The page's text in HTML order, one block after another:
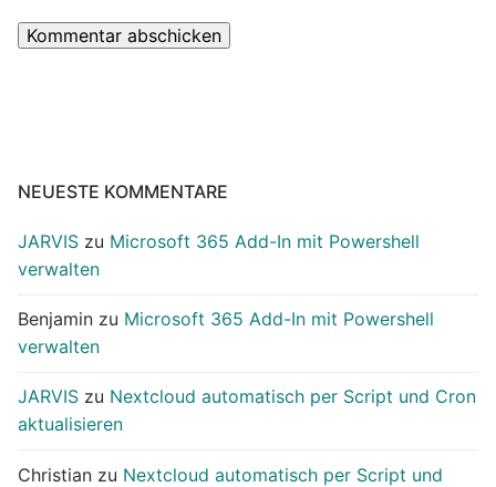
NEUESTE KOMMENTARE
JARVIS zu Microsoft 365 Add-In mit Powershell
verwalten
Benjamin zu Microsoft 365 Add-In mit Powershell
verwalten
JARVIS zu Nextcloud automatisch per Script und Cron
aktualisieren
Christian zu Nextcloud automatisch per Script und